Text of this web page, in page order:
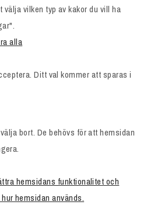
vilken typ av kakor du vill ha
alla
Ditt val kommer att sparas i
bort. De behövs för att hemsidan
hemsidans funktionalitet och
hemsidan används.